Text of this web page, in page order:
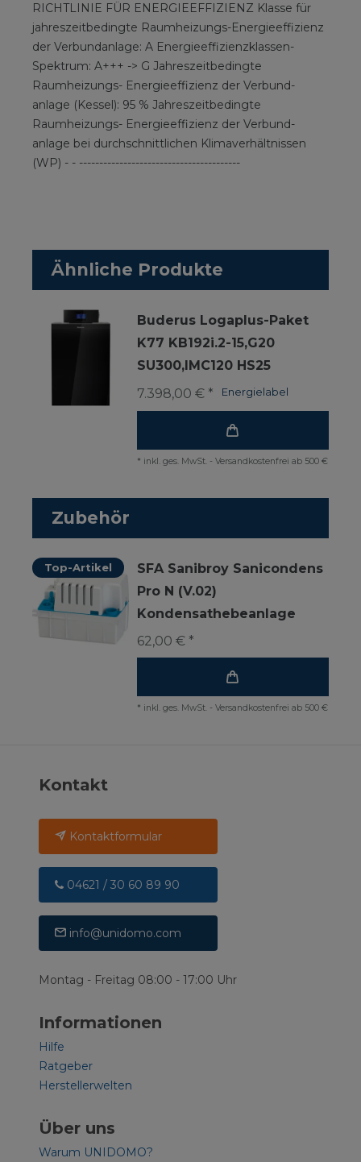
RICHTLINIE FÜR ENERGIEEFFIZIENZ Klasse für
jahreszeitbedingte Raumheizungs-Energieeffizienz
der Verbundanlage: A Energieeffizienzklassen-
Spektrum: A+++ -> G Jahreszeitbedingte
Raumheizungs- Energieeffizienz der Verbund-
anlage (Kessel): 95 % Jahreszeitbedingte
Raumheizungs- Energieeffizienz der Verbund-
anlage bei durchschnittlichen Klimaverhältnissen
(WP) - - ----------------------------------------
Ähnliche Produkte
Buderus Logaplus-Paket
K77 KB192i.2-15,G20
SU300,IMC120 HS25
Energielabel
7.398,00 € *
* inkl. ges. MwSt. - Versandkostenfrei ab 500 €
Zubehör
Top-Artikel
SFA Sanibroy Sanicondens
Pro N (V.02)
Kondensathebeanlage
62,00 € *
* inkl. ges. MwSt. - Versandkostenfrei ab 500 €
Kontakt
Kontaktformular
04621 / 30 60 89 90
info@unidomo.com
Montag - Freitag 08:00 - 17:00 Uhr
Informationen
Hilfe
Ratgeber
Herstellerwelten
Über uns
Warum UNIDOMO?